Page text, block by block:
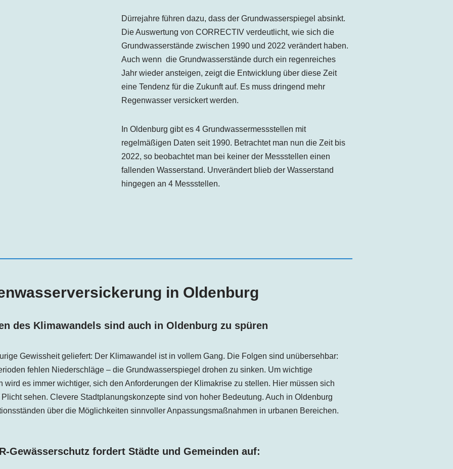
Dürrejahre führen dazu, dass der Grundwasserspiegel absinkt.
Die Auswertung von CORRECTIV verdeutlicht, wie sich die
Grundwasserstände zwischen 1990 und 2022 verändert haben.
Auch wenn die Grundwasserstände durch ein regenreiches
Jahr wieder ansteigen, zeigt die Entwicklung über diese Zeit
eine Tendenz für die Zukunft auf. Es muss dringend mehr
Regenwasser versickert werden.
In Oldenburg gibt es 4 Grundwassermessstellen mit
regelmäßigen Daten seit 1990. Betrachtet man nun die Zeit bis
2022, so beobachtet man bei keiner der Messstellen einen
fallenden Wasserstand. Unverändert blieb der Wasserstand
hingegen an 4 Messstellen.
in Oldenburg
des Klimawandels sind auch in Oldenburg zu spüren
Gewissheit geliefert: Der Klimawandel ist in vollem Gang. Die Folgen sind unübersehbar:
fehlen Niederschläge – die Grundwasserspiegel drohen zu sinken. Um wichtige
wird es immer wichtiger, sich den Anforderungen der Klimakrise zu stellen. Hier müssen sich
sehen. Clevere Stadtplanungskonzepte sind von hoher Bedeutung. Auch in Oldenburg
über die Möglichkeiten sinnvoller Anpassungsmaßnahmen in urbanen Bereichen.
Gewässerschutz fordert Städte und Gemeinden auf: